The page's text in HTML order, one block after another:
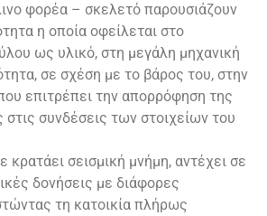
φορέα – σκελετό παρουσιάζουν
η οποία οφείλεται στο
ως υλικό, στη μεγάλη μηχανική
σε σχέση με το βάρος του, στην
επιτρέπει την απορρόφηση της
στις συνδέσεις των στοιχείων του
κρατάει σεισμική μνήμη, αντέχει σε
δονήσεις με διάφορες
τη κατοικία πλήρως